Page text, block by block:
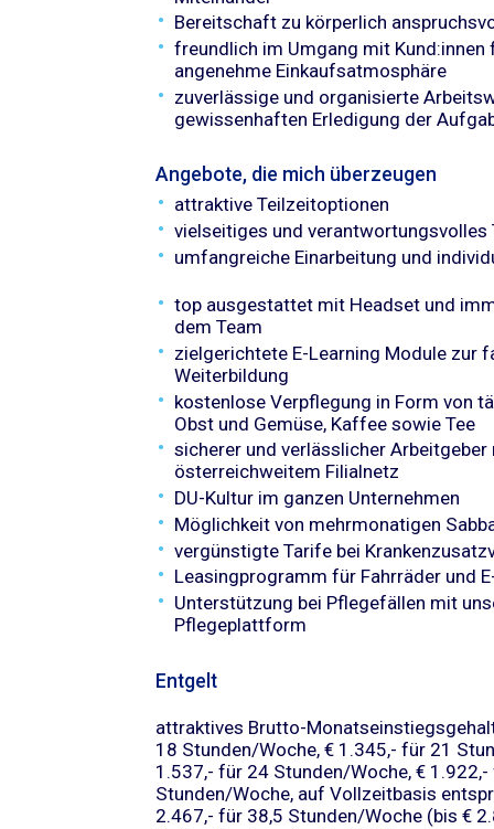
Bereitschaft zu körperlich
freundlich im Umgang mit Kund:innen
angenehme Einkaufsatmosphäre
zuverlässige und organisierte
gewissenhaften Erledigung der
Angebote, die mich überzeugen
attraktive Teilzeitoptionen
vielseitiges und
umfangreiche Einarbeitung und
top ausgestattet mit Headset und
dem Team
zielgerichtete E-Learning Module zur
Weiterbildung
kostenlose Verpflegung in Form von
Obst und Gemüse, Kaffee sowie Tee
sicherer und verlässlicher Arbeitgeber
österreichweitem Filialnetz
DU-Kultur im ganzen Unternehmen
Möglichkeit von mehrmonatigen
vergünstigte Tarife bei
Leasingprogramm für Fahrräder und
Unterstützung bei Pflegefällen mit
Pflegeplattform
Entgelt
attraktives Brutto-
18 Stunden/Woche, € 1.345,- für 21
1.537,- für 24 Stunden/Woche, €
Stunden/Woche, auf Vollzeitbasis
2.467,- für 38,5 Stunden/Woche (bis €